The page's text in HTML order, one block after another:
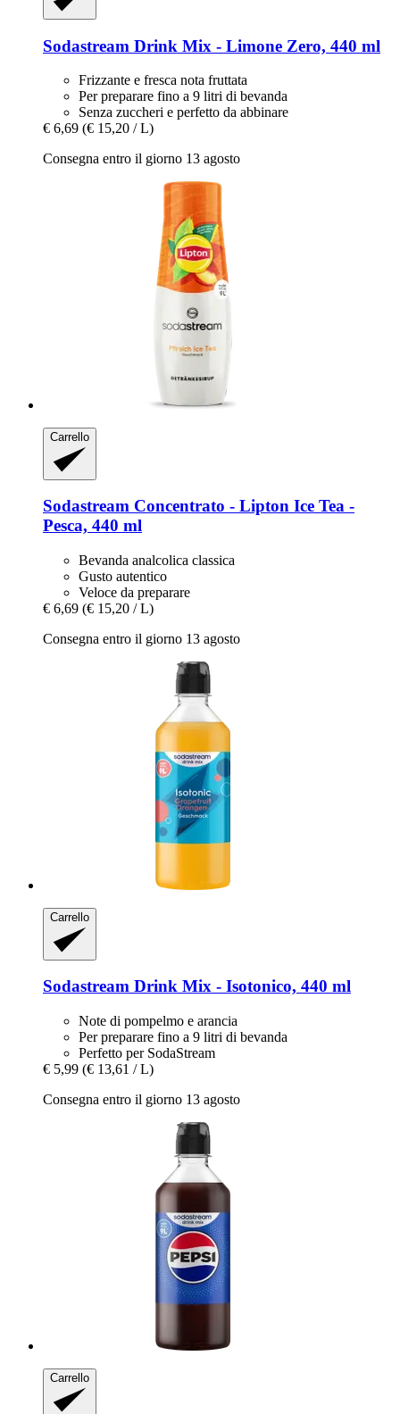
Sodastream Drink Mix -​ Limone Zero, 440 ml
Frizzante e fresca nota fruttata
Per preparare fino a 9 litri di bevanda
Senza zuccheri e perfetto da abbinare
€ 6,69 (€ 15,20 / L)
Consegna entro il giorno 13 agosto
Carrello
Sodastream Concentrato -​ Lipton Ice Tea -​
Pesca, 440 ml
Bevanda analcolica classica
Gusto autentico
Veloce da preparare
€ 6,69 (€ 15,20 / L)
Consegna entro il giorno 13 agosto
Carrello
Sodastream Drink Mix -​ Isotonico, 440 ml
Note di pompelmo e arancia
Per preparare fino a 9 litri di bevanda
Perfetto per SodaStream
€ 5,99 (€ 13,61 / L)
Consegna entro il giorno 13 agosto
Carrello